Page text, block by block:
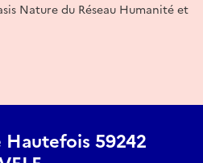
Nature du Réseau Humanité et
59242